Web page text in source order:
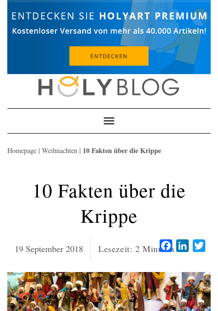
Toggle
Navigation
Homepage | Weihnachten | 10 Fakten über die Krippe
10 Fakten über die
Krippe
19 September 2018 Lesezeit: 2 Minuten Facebook